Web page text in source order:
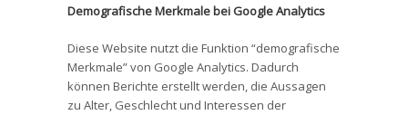
Demografische Merkmale bei Google Analytics
Diese Website nutzt die Funktion “demografische
Merkmale” von Google Analytics. Dadurch
können Berichte erstellt werden, die Aussagen
zu Alter, Geschlecht und Interessen der